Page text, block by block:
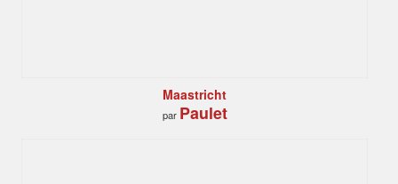
Maastricht
par Paulet